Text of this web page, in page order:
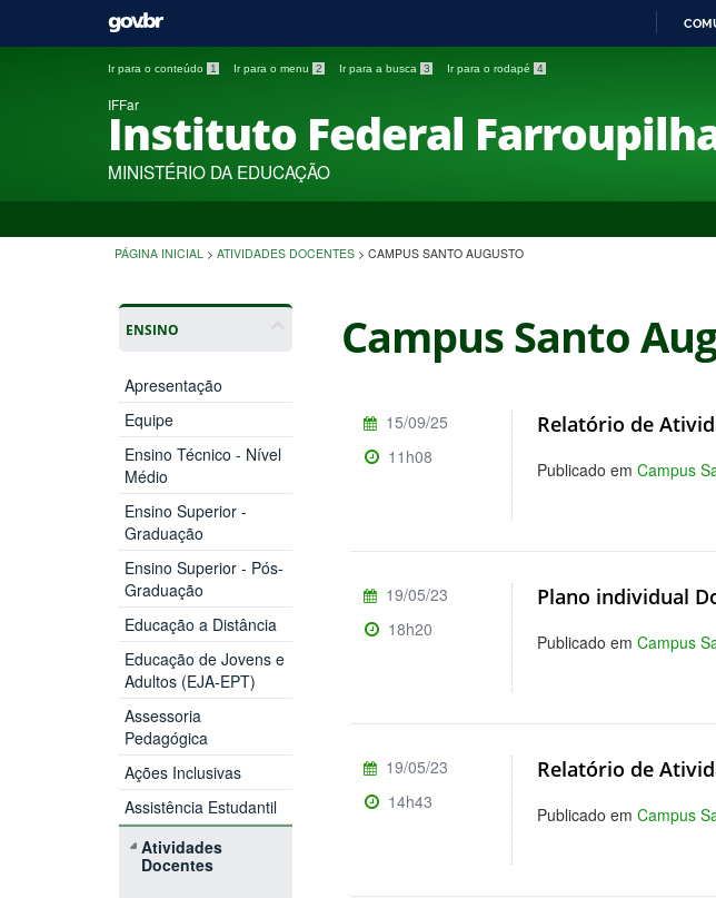
Ir para o conteúdo 1 Ir para o menu 2 Ir para a busca 3 Ir para o rodapé 4
IFFar
Instituto Federal
MINISTÉRIO DA EDUCAÇÃO
PÁGINA INICIAL > ATIVIDADES DOCENTES > CAMPUS SANTO AUGUSTO
ENSINO
Apresentação
Equipe
Ensino Técnico - Nível
Médio
Ensino Superior -
Graduação
Ensino Superior - Pós-
Graduação
Educação a Distância
Educação de Jovens e
Adultos (EJA-EPT)
Assessoria
Pedagógica
Ações Inclusivas
Assistência Estudantil
Atividades
Docentes
Campus Santo
Relatório de
Publicado emCampus
15/09/25
11h08
Plano individual
Publicado emCampus
19/05/23
18h20
Relatório de
Publicado emCampus
19/05/23
14h43